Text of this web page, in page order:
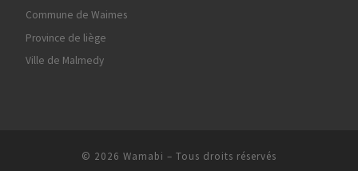
Commune de Waimes
Province de liège
Ville de Malmedy
© 2026 Wamabi – Tous droits réservés